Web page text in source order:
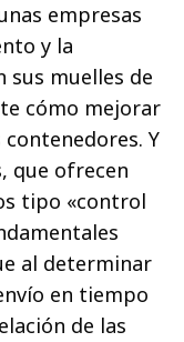
empresas
y la
sus muelles de
cómo mejorar
Y
que ofrecen
tipo «control
al determinar
en tiempo
de las